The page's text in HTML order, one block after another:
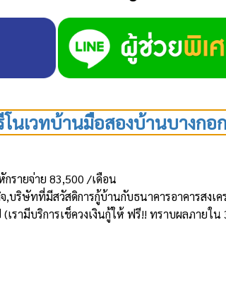
โนเวทบ้านมือสองบ้านบางกอ
รายจ่าย 83,500 /เดือน
,บริษัทที่มีสวัสดิการกู้บ้านกับธนาคารอาคารสงเ
รามีบริการเช็ควงเงินกู้ให้ ฟรี!! ทราบผลภายใน